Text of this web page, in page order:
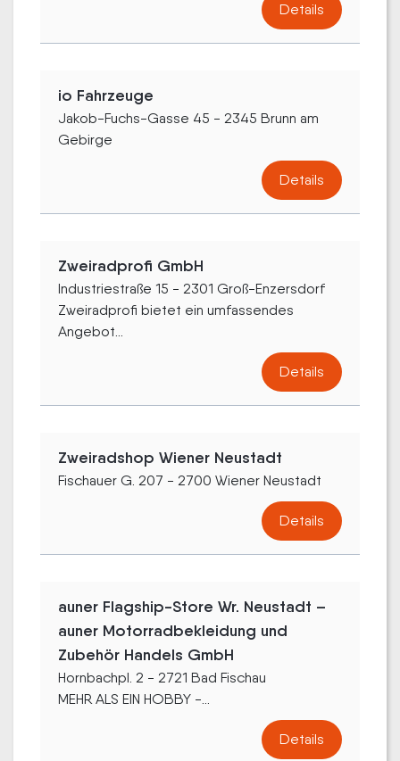
Details
io Fahrzeuge
Jakob-Fuchs-Gasse 45 - 2345 Brunn am
Gebirge
Details
Zweiradprofi GmbH
Industriestraße 15 - 2301 Groß-Enzersdorf
Zweiradprofi bietet ein umfassendes
Angebot...
Details
Zweiradshop Wiener Neustadt
Fischauer G. 207 - 2700 Wiener Neustadt
Details
auner Flagship-Store Wr. Neustadt –
auner Motorradbekleidung und
Zubehör Handels GmbH
Hornbachpl. 2 - 2721 Bad Fischau
MEHR ALS EIN HOBBY -...
Details